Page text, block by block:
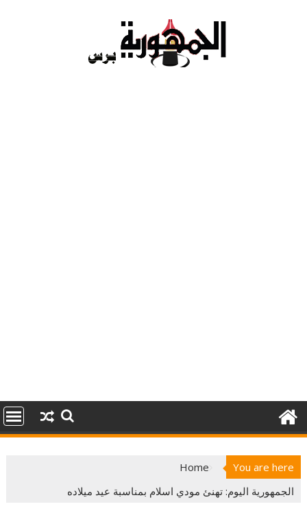
You are here
Home
الجمهورية اليوم: تهنئ مودي اسلام بمناسبة عيد ميلاده